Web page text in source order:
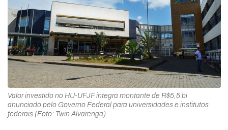
Valor investido no HU-UFJF integra montante de R$5,5 bi
anunciado pelo Governo Federal para universidades e institutos
federais (Foto: Twin Alvarenga)